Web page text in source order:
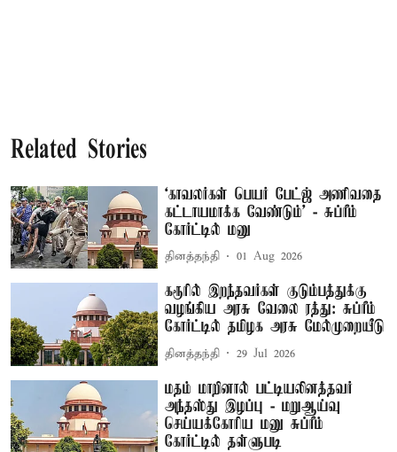
Related Stories
‘காவலர்கள் பெயர் பேட்ஜ் அணிவதை
கட்டாயமாக்க வேண்டும்’ - சுப்ரீம்
கோர்ட்டில் மனு
தினத்தந்தி 01 Aug 2026
கரூரில் இறந்தவர்கள் குடும்பத்துக்கு
வழங்கிய அரசு வேலை ரத்து: சுப்ரீம்
கோர்ட்டில் தமிழக அரசு மேல்முறையீடு
தினத்தந்தி 29 Jul 2026
மதம் மாறினால் பட்டியலினத்தவர்
அந்தஸ்து இழப்பு - மறுஆய்வு
செய்யக்கோரிய மனு சுப்ரீம்
கோர்ட்டில் தள்ளுபடி